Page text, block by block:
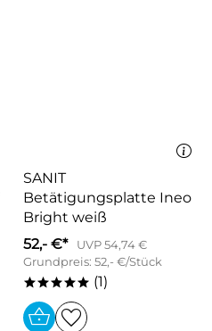
SANIT
Betätigungsplatte Ineo
Bright weiß
52,- €*
UVP 54,74 €
Grundpreis: 52,- €/Stück
***** (1)